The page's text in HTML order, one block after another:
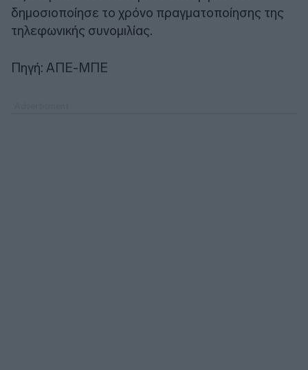
δημοσιοποίησε το χρόνο πραγματοποίησης της
τηλεφωνικής συνομιλίας.
Πηγή: ΑΠΕ-ΜΠΕ